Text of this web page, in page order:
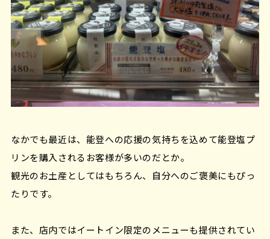
なかでも最近は、能登への応援の気持ちを込めて能登塩プ
リンを購入されるお客様が多いのだとか。
観光のお土産としてはもちろん、自分へのご褒美にもぴっ
たりです。
また、店内ではイートイン限定のメニューも提供されてい